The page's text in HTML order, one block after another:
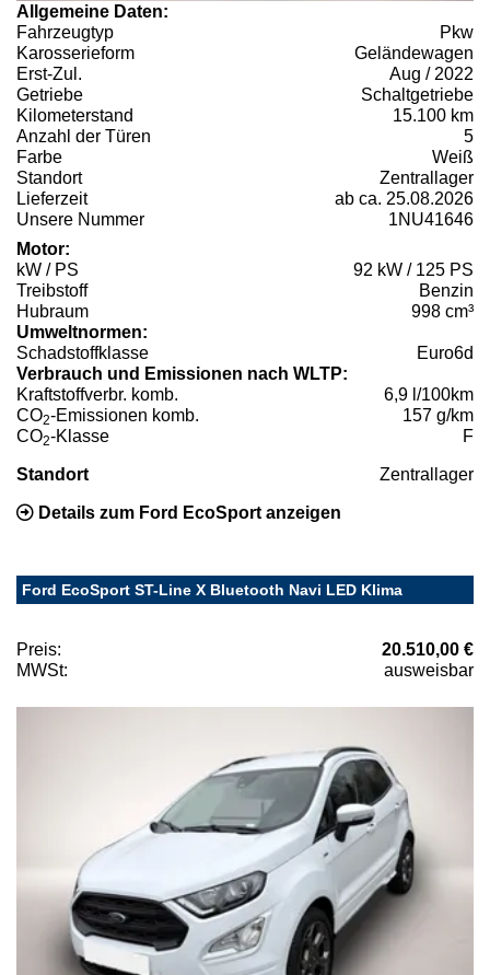
Allgemeine Daten:
Fahrzeugtyp
Pkw
Karosserieform
Geländewagen
Erst-Zul.
Aug / 2022
Getriebe
Schaltgetriebe
Kilometerstand
15.100 km
Anzahl der Türen
5
Farbe
Weiß
Standort
Zentrallager
Lieferzeit
ab ca. 25.08.2026
Unsere Nummer
1NU41646
Motor:
kW / PS
92 kW / 125 PS
Treibstoff
Benzin
Hubraum
998 cm³
Umweltnormen:
Schadstoffklasse
Euro6d
Verbrauch und Emissionen nach WLTP:
Kraftstoffverbr. komb.
6,9 l/100km
CO2-Emissionen komb.
157 g/km
CO2-Klasse F
Standort Zentrallager
Details zum Ford EcoSport anzeigen
Ford EcoSport ST-Line X Bluetooth Navi LED Klima
Preis:
20.510,00 €
MWSt:
ausweisbar